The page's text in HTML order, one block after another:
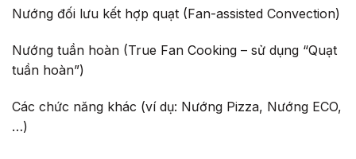
Nướng đối lưu kết hợp quạt (Fan-assisted Convection)
Nướng tuần hoàn (True Fan Cooking – sử dụng “Quạt
tuần hoàn”)
Các chức năng khác (ví dụ: Nướng Pizza, Nướng ECO,
…)